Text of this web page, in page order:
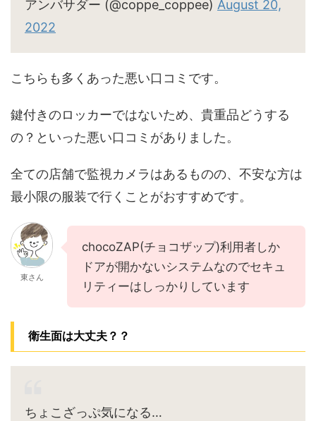
アンバサダー (@coppe_coppee) August 20,
2022
こちらも多くあった悪い口コミです。
鍵付きのロッカーではないため、貴重品どうする
の？といった悪い口コミがありました。
全ての店舗で監視カメラはあるものの、不安な方は
最小限の服装で行くことがおすすめです。
東さん
chocoZAP(チョコザップ)利用者しか
ドアが開かないシステムなのでセキュ
リティーはしっかりしています
衛生面は大丈夫？？
ちょこざっぷ気になる…